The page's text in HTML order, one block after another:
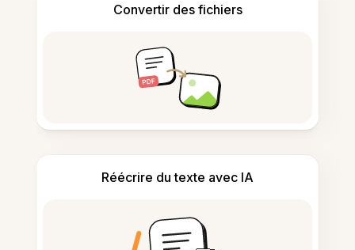
Convertir des fichiers
Réécrire du texte avec IA